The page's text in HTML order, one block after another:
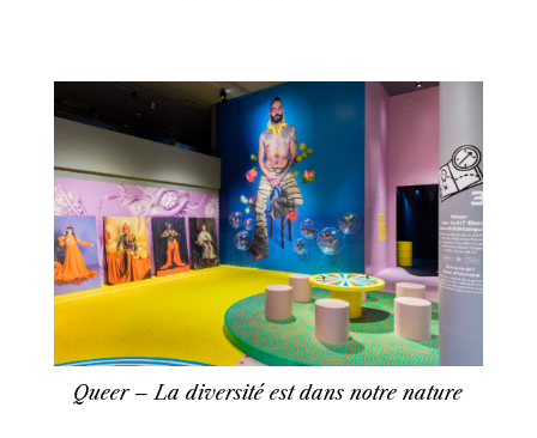
Queer – La diversité est dans notre nature